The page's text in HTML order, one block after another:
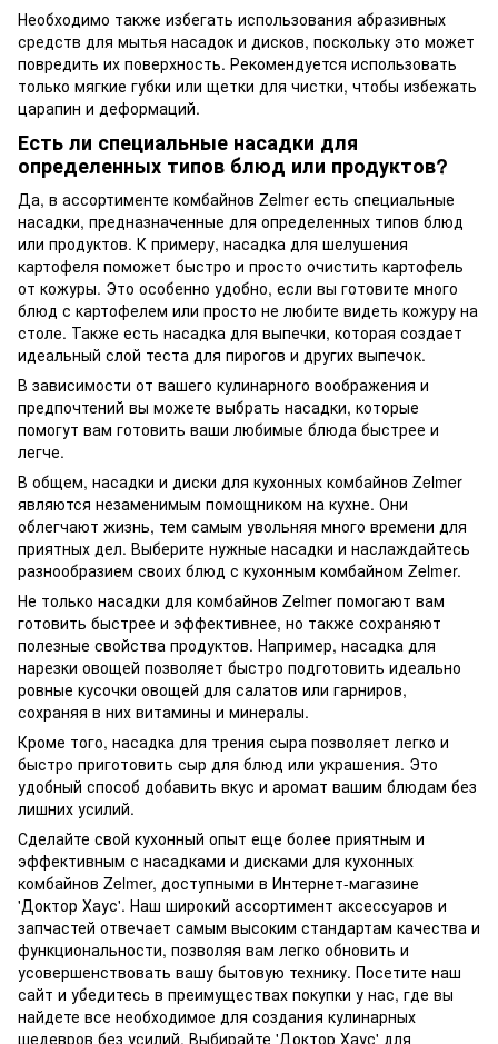
Необходимо также избегать использования абразивных
средств для мытья насадок и дисков, поскольку это может
повредить их поверхность. Рекомендуется использовать
только мягкие губки или щетки для чистки, чтобы избежать
царапин и деформаций.
Есть ли специальные насадки для
определенных типов блюд или продуктов?
Да, в ассортименте комбайнов Zelmer есть специальные
насадки, предназначенные для определенных типов блюд
или продуктов. К примеру, насадка для шелушения
картофеля поможет быстро и просто очистить картофель
от кожуры. Это особенно удобно, если вы готовите много
блюд с картофелем или просто не любите видеть кожуру на
столе. Также есть насадка для выпечки, которая создает
идеальный слой теста для пирогов и других выпечок.
В зависимости от вашего кулинарного воображения и
предпочтений вы можете выбрать насадки, которые
помогут вам готовить ваши любимые блюда быстрее и
легче.
В общем, насадки и диски для кухонных комбайнов Zelmer
являются незаменимым помощником на кухне. Они
облегчают жизнь, тем самым увольняя много времени для
приятных дел. Выберите нужные насадки и наслаждайтесь
разнообразием своих блюд с кухонным комбайном Zelmer.
Не только насадки для комбайнов Zelmer помогают вам
готовить быстрее и эффективнее, но также сохраняют
полезные свойства продуктов. Например, насадка для
нарезки овощей позволяет быстро подготовить идеально
ровные кусочки овощей для салатов или гарниров,
сохраняя в них витамины и минералы.
Кроме того, насадка для трения сыра позволяет легко и
быстро приготовить сыр для блюд или украшения. Это
удобный способ добавить вкус и аромат вашим блюдам без
лишних усилий.
Сделайте свой кухонный опыт еще более приятным и
эффективным с насадками и дисками для кухонных
комбайнов Zelmer, доступными в Интернет-магазине
'Доктор Хаус'. Наш широкий ассортимент аксессуаров и
запчастей отвечает самым высоким стандартам качества и
функциональности, позволяя вам легко обновить и
усовершенствовать вашу бытовую технику. Посетите наш
сайт и убедитесь в преимуществах покупки у нас, где вы
найдете все необходимое для создания кулинарных
шедевров без усилий. Выбирайте 'Доктор Хаус' для